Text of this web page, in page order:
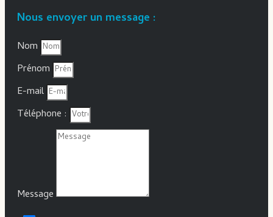
Nous envoyer un message :
Nom
Prénom
E-mail
Téléphone :
Message